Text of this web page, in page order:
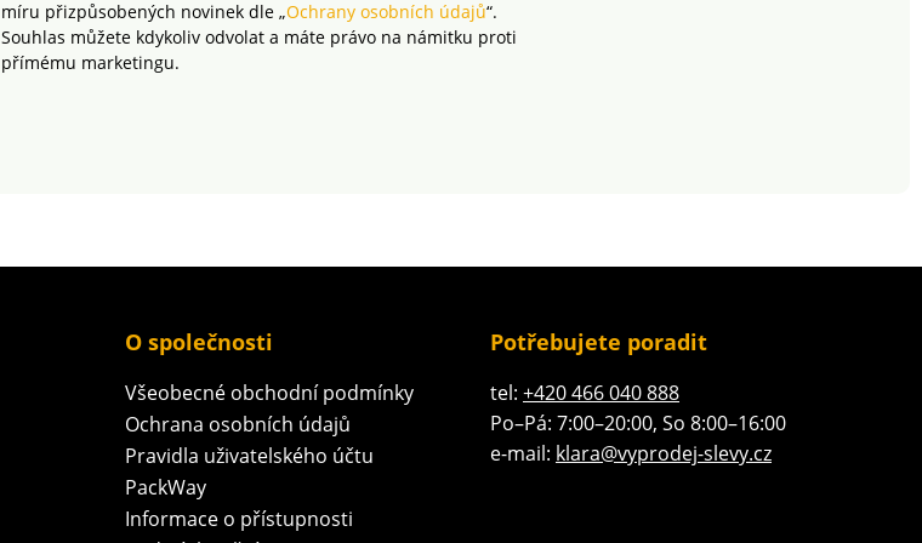
míru přizpůsobených novinek dle „Ochrany osobních údajů“.
Souhlas můžete kdykoliv odvolat a máte právo na námitku proti
přímému marketingu.
O společnosti
Všeobecné obchodní podmínky
Ochrana osobních údajů
Pravidla uživatelského účtu
PackWay
Informace o přístupnosti
Potřebujete poradit
tel: +420 466 040 888
Po–Pá: 7:00–20:00, So 8:00–16:00
e-mail: klara@vyprodej-slevy.cz